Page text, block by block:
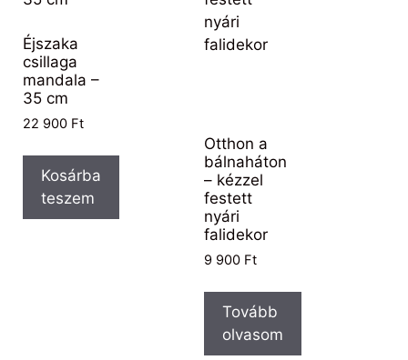
Éjszaka
csillaga
mandala –
35 cm
22 900 Ft
Kosárba
teszem
Otthon a
bálnaháton
– kézzel
festett
nyári
falidekor
9 900 Ft
Tovább
olvasom